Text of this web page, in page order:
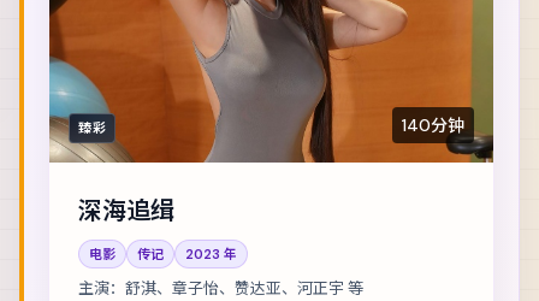
臻彩 140分钟
深海追缉
电影 传记 2023 年
主演： 舒淇、章子怡、赞达亚、河正宇 等